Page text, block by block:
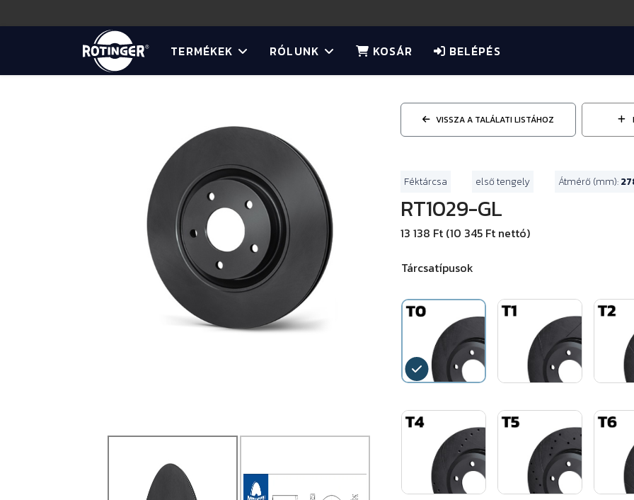
TERMÉKEK RÓLUNK KOSÁR BELÉPÉS
VISSZA A TALÁLATI LISTÁHOZ
Féktárcsa első tengely Átmérő (mm):
RT1029-GL
13 138 Ft (10 345 Ft nettó)
Tárcsatípusok